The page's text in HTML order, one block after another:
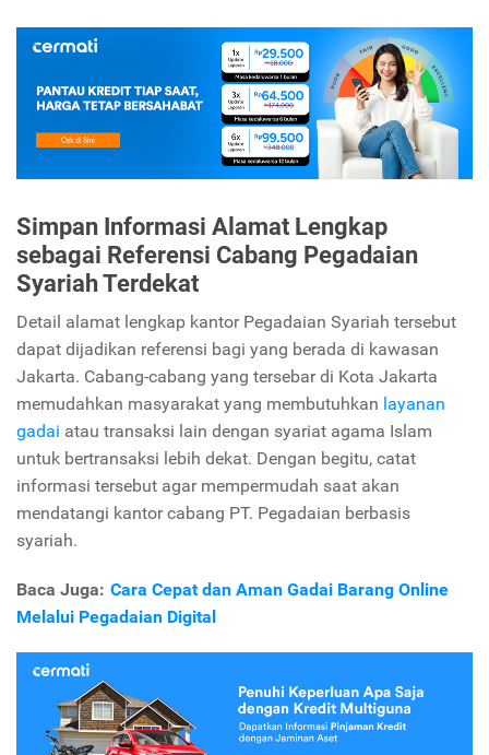
Simpan Informasi Alamat Lengkap
sebagai Referensi Cabang Pegadaian
Syariah Terdekat
Detail alamat lengkap kantor Pegadaian Syariah tersebut
dapat dijadikan referensi bagi yang berada di kawasan
Jakarta. Cabang-cabang yang tersebar di Kota Jakarta
memudahkan masyarakat yang membutuhkan layanan
gadai atau transaksi lain dengan syariat agama Islam
untuk bertransaksi lebih dekat. Dengan begitu, catat
informasi tersebut agar mempermudah saat akan
mendatangi kantor cabang PT. Pegadaian berbasis
syariah.
Baca Juga: Cara Cepat dan Aman Gadai Barang Online
Melalui Pegadaian Digital